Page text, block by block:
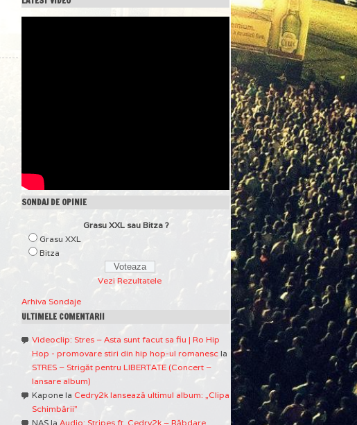
SONDAJ DE OPINIE
Grasu XXL sau Bitza ?
Grasu XXL
Bitza
Vezi Rezultatele
Arhiva Sondaje
ULTIMELE COMENTARII
Videoclip: Stres – Asta sunt facut sa fiu | Ro Hip
Hop - promovare stiri din hip hop-ul romanesc la
STRES – Strigăt pentru LIBERTATE (Concert –
lansare album)
Kapone la Cedry2k lansează ultimul album: „Clipa
Schimbării”
NAS la Audio: Stripes ft. Cedry2k – Răbdare